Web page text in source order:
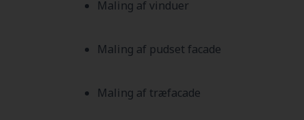
Maling af vinduer
Maling af pudset facade
Maling af træfacade